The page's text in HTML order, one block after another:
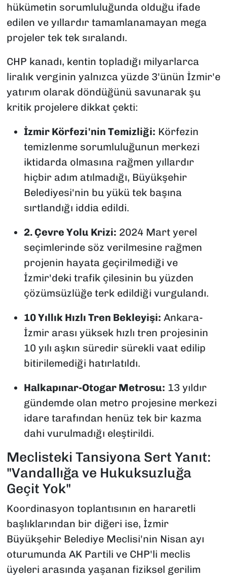
hükümetin sorumluluğunda olduğu ifade
edilen ve yıllardır tamamlanamayan mega
projeler tek tek sıralandı.
CHP kanadı, kentin topladığı milyarlarca
liralık verginin yalnızca yüzde 3'ünün İzmir'e
yatırım olarak döndüğünü savunarak şu
kritik projelere dikkat çekti:
İzmir Körfezi'nin Temizliği: Körfezin
temizlenme sorumluluğunun merkezi
iktidarda olmasına rağmen yıllardır
hiçbir adım atılmadığı, Büyükşehir
Belediyesi'nin bu yükü tek başına
sırtlandığı iddia edildi.
2. Çevre Yolu Krizi: 2024 Mart yerel
seçimlerinde söz verilmesine rağmen
projenin hayata geçirilmediği ve
İzmir'deki trafik çilesinin bu yüzden
çözümsüzlüğe terk edildiği vurgulandı.
10 Yıllık Hızlı Tren Bekleyişi: Ankara-
İzmir arası yüksek hızlı tren projesinin
10 yılı aşkın süredir sürekli vaat edilip
bitirilemediği hatırlatıldı.
Halkapınar-Otogar Metrosu: 13 yıldır
gündemde olan metro projesine merkezi
idare tarafından henüz tek bir kazma
dahi vurulmadığı eleştirildi.
Meclisteki Tansiyona Sert Yanıt:
"Vandallığa ve Hukuksuzluğa
Geçit Yok"
Koordinasyon toplantısının en hararetli
başlıklarından bir diğeri ise, İzmir
Büyükşehir Belediye Meclisi'nin Nisan ayı
oturumunda AK Partili ve CHP'li meclis
üyeleri arasında yaşanan fiziksel gerilim